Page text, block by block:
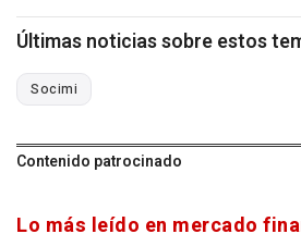
Últimas noticias sobre estos
Socimi
Contenido patrocinado
Lo más leído en mercado